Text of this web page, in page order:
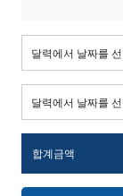
합계금액